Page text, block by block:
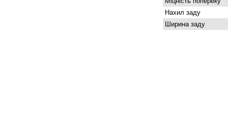
Нахил заду
Ширина заду